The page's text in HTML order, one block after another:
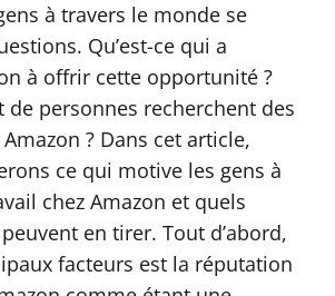
à travers le monde se
Qu’est-ce qui a
à offrir cette opportunité ?
de personnes recherchent des
? Dans cet article,
ce qui motive les gens à
chez Amazon et quels
en tirer. Tout d’abord,
facteurs est la réputation